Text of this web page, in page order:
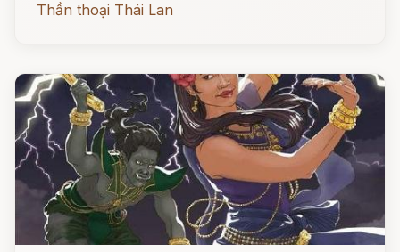
Thần thoại Thái Lan